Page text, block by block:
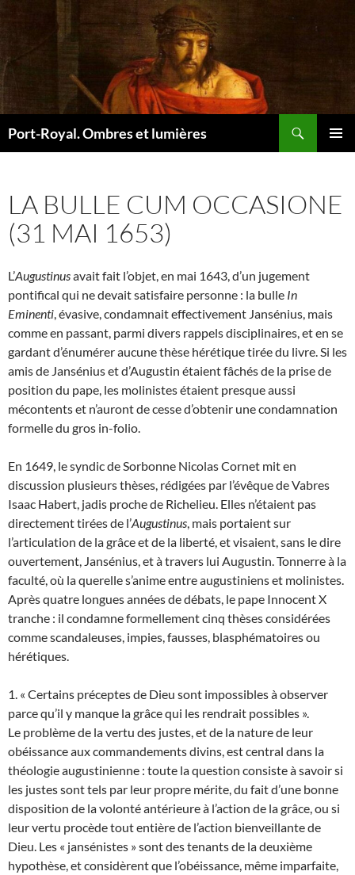
Port-Royal. Ombres et lumières
LA BULLE CUM OCCASIONE
(31 MAI 1653)
L’Augustinusavait fait l’objet, en mai 1643, d’un jugement
pontifical qui ne devait satisfaire personne : la bulle In
Eminenti , évasive, condamnait effectivement Jansénius, mais
comme en passant, parmi divers rappels disciplinaires, et en se
gardant d’énumérer aucune thèse hérétique tirée du livre. Si les
amis de Jansénius et d’Augustin étaient fâchés de la prise de
position du pape, les molinistes étaient presque aussi
mécontents et n’auront de cesse d’obtenir une condamnation
formelle du gros in-folio.
En 1649, le syndic de Sorbonne Nicolas Cornet mit en
discussion plusieurs thèses, rédigées par l’évêque de Vabres
Isaac Habert, jadis proche de Richelieu. Elles n’étaient pas
directement tirées de l’Augustinus , mais portaient sur
l’articulation de la grâce et de la liberté, et visaient, sans le dire
ouvertement, Jansénius, et à travers lui Augustin. Tonnerre à la
faculté, où la querelle s’anime entre augustiniens et molinistes.
Après quatre longues années de débats, le pape Innocent X
tranche : il condamne formellement cinq thèses considérées
comme scandaleuses, impies, fausses, blasphématoires ou
hérétiques.
1. « Certains préceptes de Dieu sont impossibles à observer
parce qu’il y manque la grâce qui les rendrait possibles ».
Le problème de la vertu des justes, et de la nature de leur
obéissance aux commandements divins, est central dans la
théologie augustinienne : toute la question consiste à savoir si
les justes sont tels par leur propre mérite, du fait d’une bonne
disposition de la volonté antérieure à l’action de la grâce, ou si
leur vertu procède tout entière de l’action bienveillante de
Dieu. Les « jansénistes » sont des tenants de la deuxième
hypothèse, et considèrent que l’obéissance, même imparfaite,